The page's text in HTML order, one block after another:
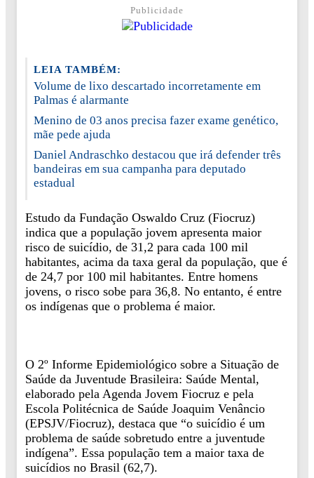
Publicidade
LEIA TAMBÉM:
Volume de lixo descartado incorretamente em
Palmas é alarmante
Menino de 03 anos precisa fazer exame genético,
mãe pede ajuda
Daniel Andraschko destacou que irá defender três
bandeiras em sua campanha para deputado
estadual
Estudo da Fundação Oswaldo Cruz (Fiocruz)
indica que a população jovem apresenta maior
risco de suicídio, de 31,2 para cada 100 mil
habitantes, acima da taxa geral da população, que é
de 24,7 por 100 mil habitantes. Entre homens
jovens, o risco sobe para 36,8. No entanto, é entre
os indígenas que o problema é maior.
O 2º Informe Epidemiológico sobre a Situação de
Saúde da Juventude Brasileira: Saúde Mental,
elaborado pela Agenda Jovem Fiocruz e pela
Escola Politécnica de Saúde Joaquim Venâncio
(EPSJV/Fiocruz), destaca que “o suicídio é um
problema de saúde sobretudo entre a juventude
indígena”. Essa população tem a maior taxa de
suicídios no Brasil (62,7).